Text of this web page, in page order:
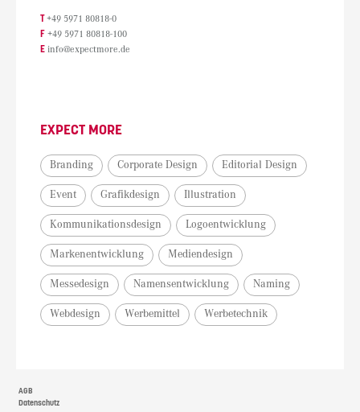
T +49 5971 80818-0
F +49 5971 80818-100
E info@expectmore.de
EXPECT MORE
Branding Corporate Design Editorial Design
Event Grafikdesign Illustration
Kommunikationsdesign Logoentwicklung
Markenentwicklung Mediendesign
Messedesign Namensentwicklung Naming
Webdesign Werbemittel Werbetechnik
AGB
Datenschutz